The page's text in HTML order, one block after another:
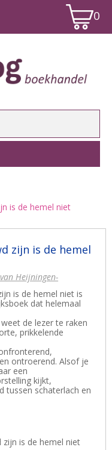
0
Winkelwagen:
is de hemel niet
zijn is de hemel
Heijningen-
is de hemel niet is
dat helemaal
de lezer te raken
prikkelende
ontroerend. Alsof je
een
kijkt,
tussen schaterlach en
zijn is de hemel niet